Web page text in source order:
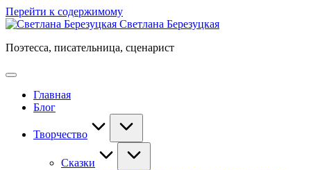
Перейти к содержимому
Светлана Березуцкая
Поэтесса, писательница, сценарист
Главная
Блог
Творчество
Сказки